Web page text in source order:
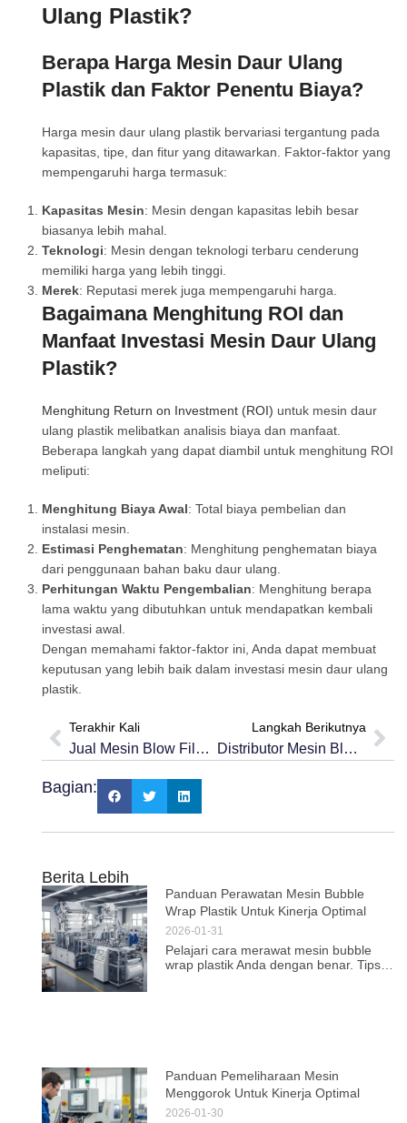
Ulang Plastik?
Berapa Harga Mesin Daur Ulang
Plastik dan Faktor Penentu Biaya?
Harga mesin daur ulang plastik bervariasi tergantung pada
kapasitas, tipe, dan fitur yang ditawarkan. Faktor-faktor yang
mempengaruhi harga termasuk:
Kapasitas Mesin: Mesin dengan kapasitas lebih besar
biasanya lebih mahal.
Teknologi: Mesin dengan teknologi terbaru cenderung
memiliki harga yang lebih tinggi.
Merek: Reputasi merek juga mempengaruhi harga.
Bagaimana Menghitung ROI dan
Manfaat Investasi Mesin Daur Ulang
Plastik?
Menghitung Return on Investment (ROI) untuk mesin daur
ulang plastik melibatkan analisis biaya dan manfaat.
Beberapa langkah yang dapat diambil untuk menghitung ROI
meliputi:
Menghitung Biaya Awal: Total biaya pembelian dan
instalasi mesin.
Estimasi Penghematan: Menghitung penghematan biaya
dari penggunaan bahan baku daur ulang.
Perhitungan Waktu Pengembalian: Menghitung berapa
lama waktu yang dibutuhkan untuk mendapatkan kembali
investasi awal.
Dengan memahami faktor-faktor ini, Anda dapat membuat
keputusan yang lebih baik dalam investasi mesin daur ulang
plastik.
Terakhir Kali
Jual Mesin Blow Film Terbaik Untuk Pasar Indonesia
Langkah Berikutnya
Distributor Mesin Blow Film Terpercaya Di Surabaya
Bagian:
Berita Lebih
Panduan Perawatan Mesin Bubble
Wrap Plastik Untuk Kinerja Optimal
2026-01-31
Pelajari cara merawat mesin bubble
wrap plastik Anda dengan benar. Tips
Panduan Pemeliharaan Mesin
Menggorok Untuk Kinerja Optimal
2026-01-30